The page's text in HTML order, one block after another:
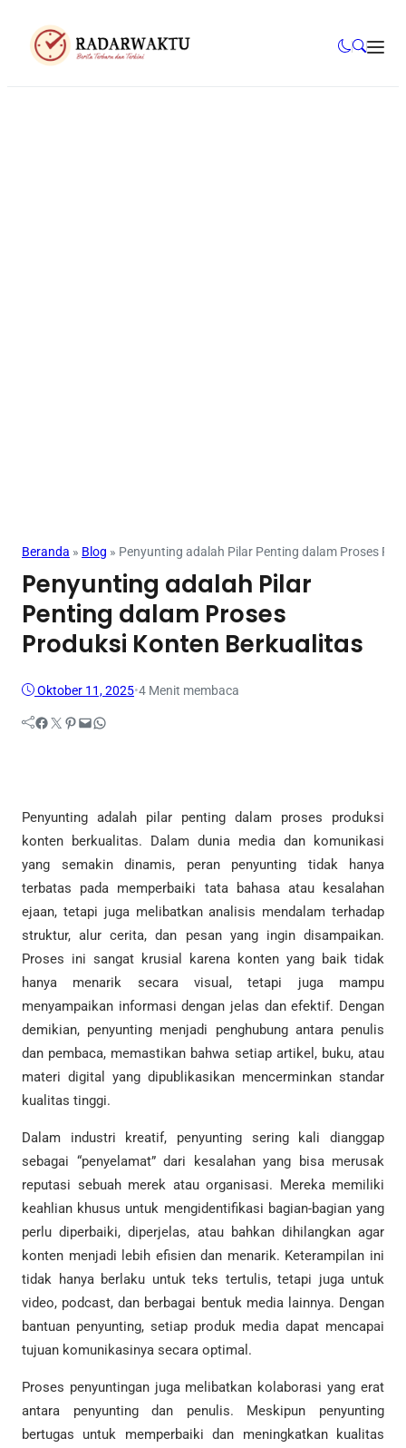
Beranda » Blog » Penyunting adalah Pilar Penting dalam Proses
Penyunting adalah Pilar
Penting dalam Proses
Produksi Konten Berkualitas
Oktober 11, 2025•4 Menit membaca
Facebook Twitter Pinterest Mail WhatsApp
Penyunting adalah pilar penting dalam proses produksi
konten berkualitas. Dalam dunia media dan komunikasi
yang semakin dinamis, peran penyunting tidak hanya
terbatas pada memperbaiki tata bahasa atau kesalahan
ejaan, tetapi juga melibatkan analisis mendalam terhadap
struktur, alur cerita, dan pesan yang ingin disampaikan.
Proses ini sangat krusial karena konten yang baik tidak
hanya menarik secara visual, tetapi juga mampu
menyampaikan informasi dengan jelas dan efektif. Dengan
demikian, penyunting menjadi penghubung antara penulis
dan pembaca, memastikan bahwa setiap artikel, buku, atau
materi digital yang dipublikasikan mencerminkan standar
kualitas tinggi.
Dalam industri kreatif, penyunting sering kali dianggap
sebagai “penyelamat” dari kesalahan yang bisa merusak
reputasi sebuah merek atau organisasi. Mereka memiliki
keahlian khusus untuk mengidentifikasi bagian-bagian yang
perlu diperbaiki, diperjelas, atau bahkan dihilangkan agar
konten menjadi lebih efisien dan menarik. Keterampilan ini
tidak hanya berlaku untuk teks tertulis, tetapi juga untuk
video, podcast, dan berbagai bentuk media lainnya. Dengan
bantuan penyunting, setiap produk media dapat mencapai
tujuan komunikasinya secara optimal.
Proses penyuntingan juga melibatkan kolaborasi yang erat
antara penyunting dan penulis. Meskipun penyunting
bertugas untuk memperbaiki dan meningkatkan kualitas